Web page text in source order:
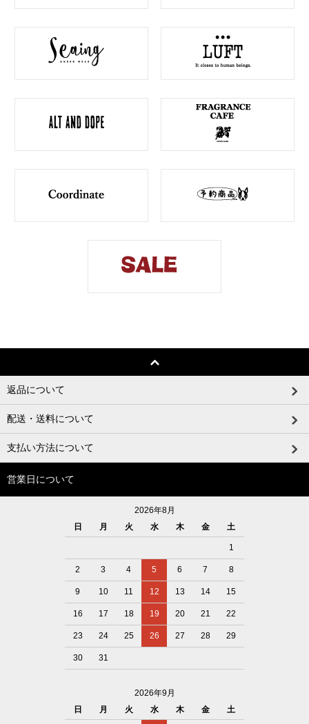
返品について
配送・送料について
支払い方法について
営業日について
2026年8月
日
月 火 水 木 金 土
1
2 3 4 5 6 7 8
9 10 11 12 13 14 15
16 17 18 19 20 21 22
23 24 25 26 27 28 29
30 31
2026年9月
日
月 火 水 木 金 土